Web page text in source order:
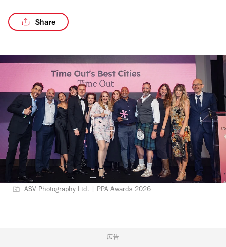
Share
ASV Photography Ltd. | PPA Awards 2026
広告